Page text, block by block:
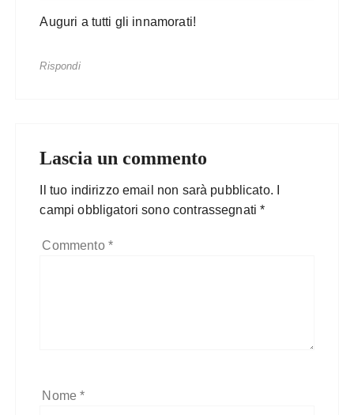
Auguri a tutti gli innamorati!
Rispondi
Lascia un commento
Il tuo indirizzo email non sarà pubblicato.
campi obbligatori sono contrassegnati*
Commento *
Nome*